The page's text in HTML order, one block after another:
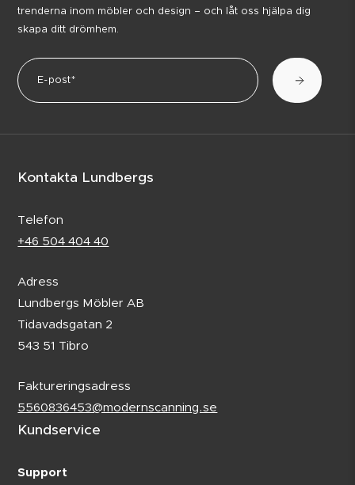
trenderna inom möbler och design – och låt oss hjälpa dig
skapa ditt drömhem.
Kontakta Lundbergs
Telefon
+46 504 404 40
Adress
Lundbergs Möbler AB
Tidavadsgatan 2
543 51 Tibro
Faktureringsadress
5560836453@modernscanning.se
Kundservice
Support